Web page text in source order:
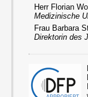
Herr Florian
Medizinische
Frau Barbara
Direktorin des